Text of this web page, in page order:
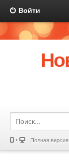
Войти
Полная